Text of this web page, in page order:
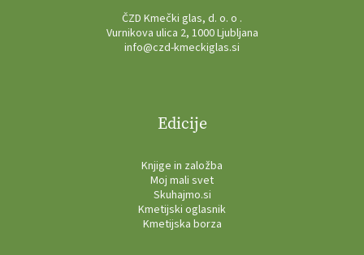
ČZD Kmečki glas, d. o. o .
Vurnikova ulica 2, 1000 Ljubljana
info@czd-kmeckiglas.si
Edicije
Knjige in založba
Moj mali svet
Skuhajmo.si
Kmetijski oglasnik
Kmetijska borza